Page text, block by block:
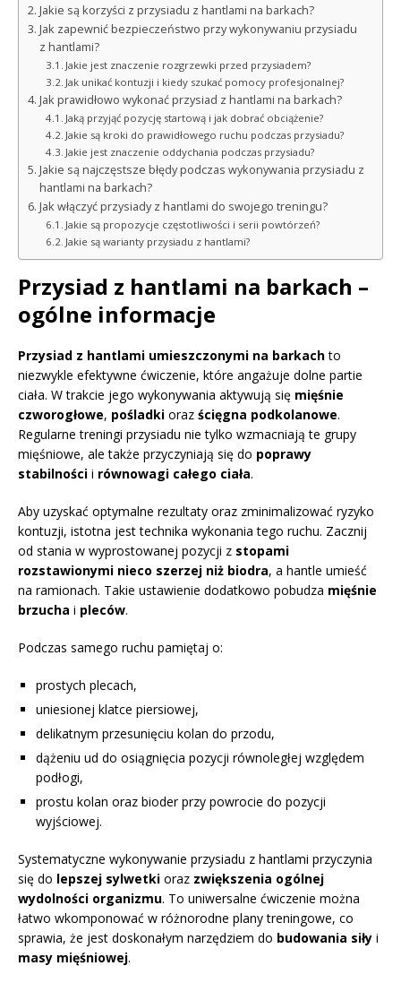
Jakie są korzyści z przysiadu z hantlami na barkach?
Jak zapewnić bezpieczeństwo przy wykonywaniu przysiadu
z hantlami?
Jakie jest znaczenie rozgrzewki przed przysiadem?
Jak unikać kontuzji i kiedy szukać pomocy profesjonalnej?
Jak prawidłowo wykonać przysiad z hantlami na barkach?
Jaką przyjąć pozycję startową i jak dobrać obciążenie?
Jakie są kroki do prawidłowego ruchu podczas przysiadu?
Jakie jest znaczenie oddychania podczas przysiadu?
Jakie są najczęstsze błędy podczas wykonywania przysiadu z
hantlami na barkach?
Jak włączyć przysiady z hantlami do swojego treningu?
Jakie są propozycje częstotliwości i serii powtórzeń?
Jakie są warianty przysiadu z hantlami?
Przysiad z hantlami na barkach –
ogólne informacje
Przysiad z hantlami umieszczonymi na barkachto
niezwykle efektywne ćwiczenie, które angażuje dolne partie
ciała. W trakcie jego wykonywania aktywują się mięśnie
czworogłowe, pośladki oraz ścięgna podkolanowe.
Regularne treningi przysiadu nie tylko wzmacniają te grupy
mięśniowe, ale także przyczyniają się do poprawy
stabilności i równowagi całego ciała.
Aby uzyskać optymalne rezultaty oraz zminimalizować ryzyko
kontuzji, istotna jest technika wykonania tego ruchu. Zacznij
od stania w wyprostowanej pozycji z stopami
rozstawionymi nieco szerzej niż biodra, a hantle umieść
na ramionach. Takie ustawienie dodatkowo pobudza mięśnie
brzucha i pleców.
Podczas samego ruchu pamiętaj o:
prostych plecach,
uniesionej klatce piersiowej,
delikatnym przesunięciu kolan do przodu,
dążeniu ud do osiągnięcia pozycji równoległej względem
podłogi,
prostu kolan oraz bioder przy powrocie do pozycji
wyjściowej.
Systematyczne wykonywanie przysiadu z hantlami przyczynia
się do lepszej sylwetki oraz zwiększenia ogólnej
wydolności organizmu. To uniwersalne ćwiczenie można
łatwo wkomponować w różnorodne plany treningowe, co
sprawia, że jest doskonałym narzędziem do budowania siły i
masy mięśniowej.